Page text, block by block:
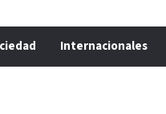
Internacionales